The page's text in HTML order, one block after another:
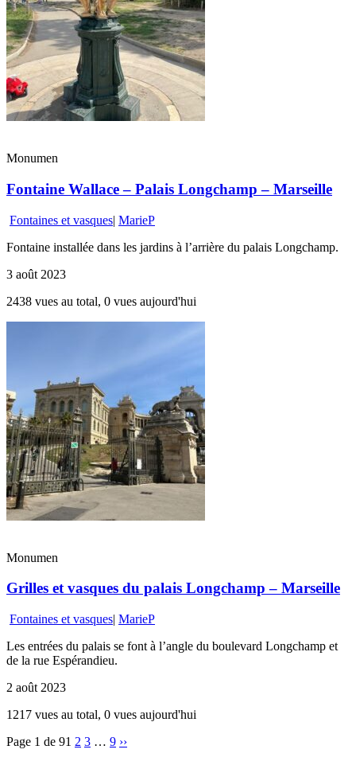
Monumen
Fontaine Wallace – Palais Longchamp – Marseille
Fontaines et vasques| MarieP
Fontaine installée dans les jardins à l’arrière du palais Longchamp.
3 août 2023
2438 vues au total, 0 vues aujourd'hui
Monumen
Grilles et vasques du palais Longchamp – Marseille
Fontaines et vasques| MarieP
Les entrées du palais se font à l’angle du boulevard Longchamp et
de la rue Espérandieu.
2 août 2023
1217 vues au total, 0 vues aujourd'hui
Page 1 de 91 2 3 … 9 ››